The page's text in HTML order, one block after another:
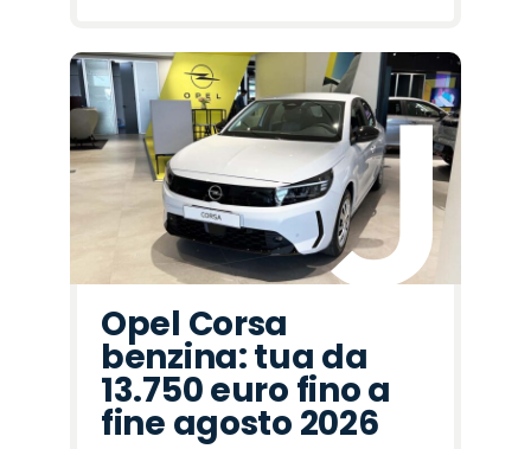
Opel Corsa
benzina: tua da
13.750 euro fino a
fine agosto 2026